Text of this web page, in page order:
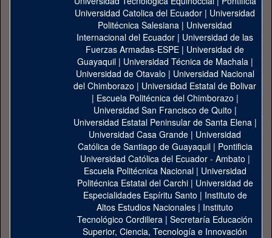
Universidad Catolica del Ecuador | Universidad
Politécnica Salesiana | Universidad
Internacional del Ecuador | Universidad de las
Fuerzas Armadas-ESPE | Universidad de
Guayaquil| Universidad Técnica de Machala|
Universidad de Otavalo | Universidad Nacional
del Chimborazo | Universidad Estatal de Bolivar
| Escuela Politécnica del Chimborazo |
Universidad San Francisco de Quito |
Universidad Estatal Peninsular de Santa Elena|
Universidad Casa Grande | Universidad
Católica de Santiago de Guayaquil| Pontificia
Universidad Católica del Ecuador - Ambato |
Escuela Politécnica Nacional| Universidad
Politécnica Estatal del Carchi| Universidad de
Especialidades Espíritu Santo | Instituto de
Altos Estudios Nacionales | Instituto
Tecnológico Cordillera | Secretaría Educación
Superior, Ciencia, Tecnología e Innovación